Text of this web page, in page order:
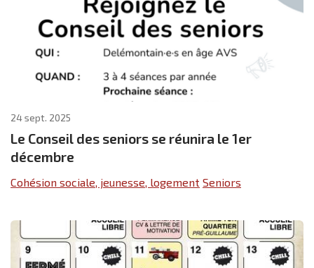
24 sept. 2025
Le Conseil des seniors se réunira le 1er
décembre
Cohésion sociale, jeunesse, logement Seniors